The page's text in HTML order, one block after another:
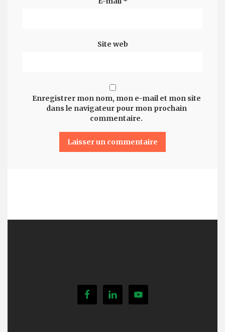
Site web
Enregistrer mon nom, mon e-mail et mon site
dans le navigateur pour mon prochain
commentaire.